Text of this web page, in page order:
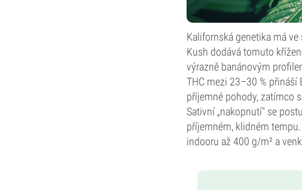
Kalifornská genetika má
Kush dodává tomuto
výrazně banánovým
THC mezi 23–30 %
příjemné pohody, zatímco
Sativní „nakopnutí" se
příjemném, klidném
indooru až 400 g/m² a